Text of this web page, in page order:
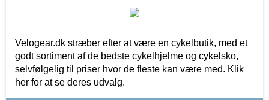
Velogear.dk stræber efter at være en cykelbutik, med et
godt sortiment af de bedste cykelhjelme og cykelsko,
selvfølgelig til priser hvor de fleste kan være med. Klik
her for at se deres udvalg.